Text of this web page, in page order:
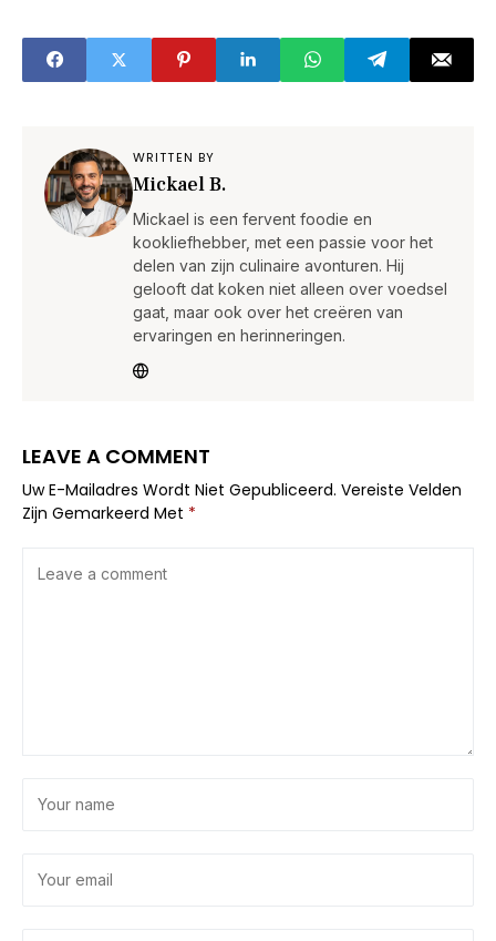
WRITTEN BY
Mickael B.
Mickael is een fervent foodie en
kookliefhebber, met een passie voor het
delen van zijn culinaire avonturen. Hij
gelooft dat koken niet alleen over voedsel
gaat, maar ook over het creëren van
ervaringen en herinneringen.
LEAVE A COMMENT
Uw E-Mailadres Wordt Niet Gepubliceerd. Vereiste Velden
Zijn Gemarkeerd Met *